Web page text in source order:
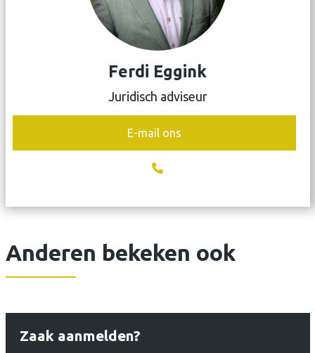
Ferdi Eggink
Juridisch adviseur
E-mail ons
Anderen bekeken ook
Zaak aanmelden?